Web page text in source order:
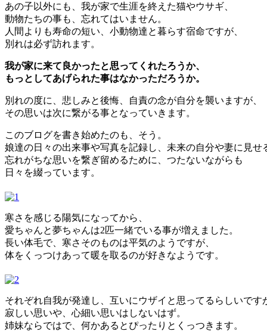
あの子以外にも、我が家で生涯を終えた猫やウサギ、
動物たちの事も、忘れてはいません。
人間よりも寿命の短い、小動物達と暮らす宿命ですが、
別れは必ず訪れます。
我が家に来て良かったと思ってくれたろうか、
もっとしてあげられた事はなかっただろうか。
別れの度に、悲しみと後悔、自責の念が自分を襲いますが、
その思いは次に繋がる事となっていきます。
このブログを書き始めたのも、そう。
娘達の日々の出来事や写真を記録し、未来の自分や妻に見せ
忘れがちな思いを繋ぎ留めるために、つたないながらも
日々を綴っています。
寒さを感じる陽気になってから、
愛ちゃんと夢ちゃんは2匹一緒でいる事が増えました。
長い体毛で、寒さそのものは平気のようですが、
体をくっつけあって暖を取るのが好きなようです。
それぞれ自我が発達し、互いにウザイと思ってるらしいです
寂しい思いや、心細い思いはしないはず。
姉妹ならではで、何かあるとぴったりとくっつきます。